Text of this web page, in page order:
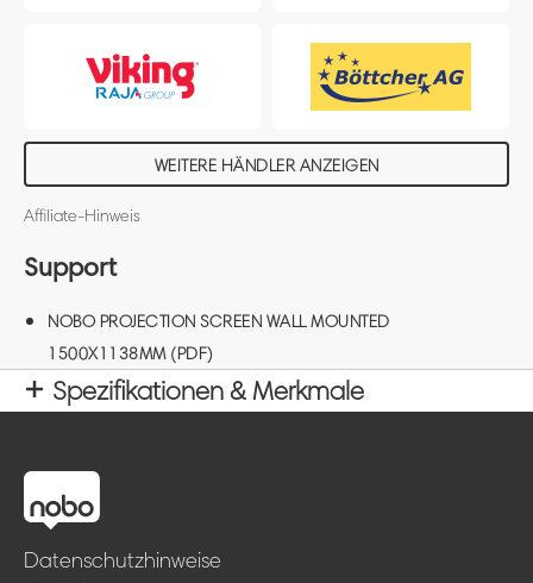
WEITERE HÄNDLER ANZEIGEN
Affiliate-Hinweis
Support
NOBO PROJECTION SCREEN WALL MOUNTED
1500X1138MM (PDF)
Spezifikationen & Merkmale
Datenschutzhinweise